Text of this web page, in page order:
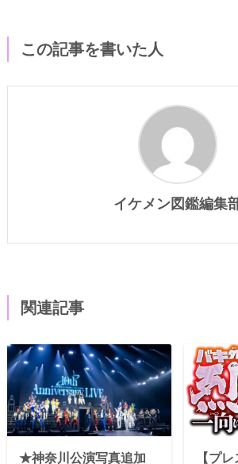
この記事を書いた人
イケメン図鑑編集
関連記事
★神奈川公演写真追加 【プ